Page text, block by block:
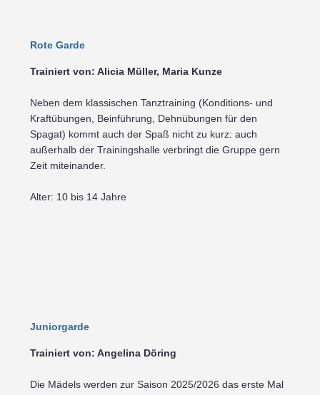
Rote Garde
Trainiert von: Alicia Müller, Maria Kunze
Neben dem klassischen Tanztraining (Konditions- und
Kraftübungen, Beinführung, Dehnübungen für den
Spagat) kommt auch der Spaß nicht zu kurz: auch
außerhalb der Trainingshalle verbringt die Gruppe gern
Zeit miteinander.
Alter: 10 bis 14 Jahre
Juniorgarde
Trainiert von: Angelina Döring
Die Mädels werden zur Saison 2025/2026 das erste Mal